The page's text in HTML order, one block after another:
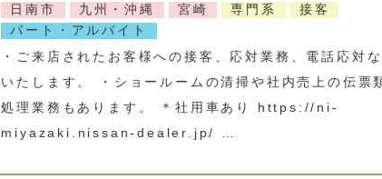
日南市 九州・沖縄 宮崎 専門系
接客
パート・アルバイト
・ご来店されたお客様への接客、応対業務、電話応対
いたします。 ・ショールームの清掃や社内売上の伝票
処理業務もあります。 ＊社用車あり https://ni-
miyazaki.nissan-dealer.jp/ …